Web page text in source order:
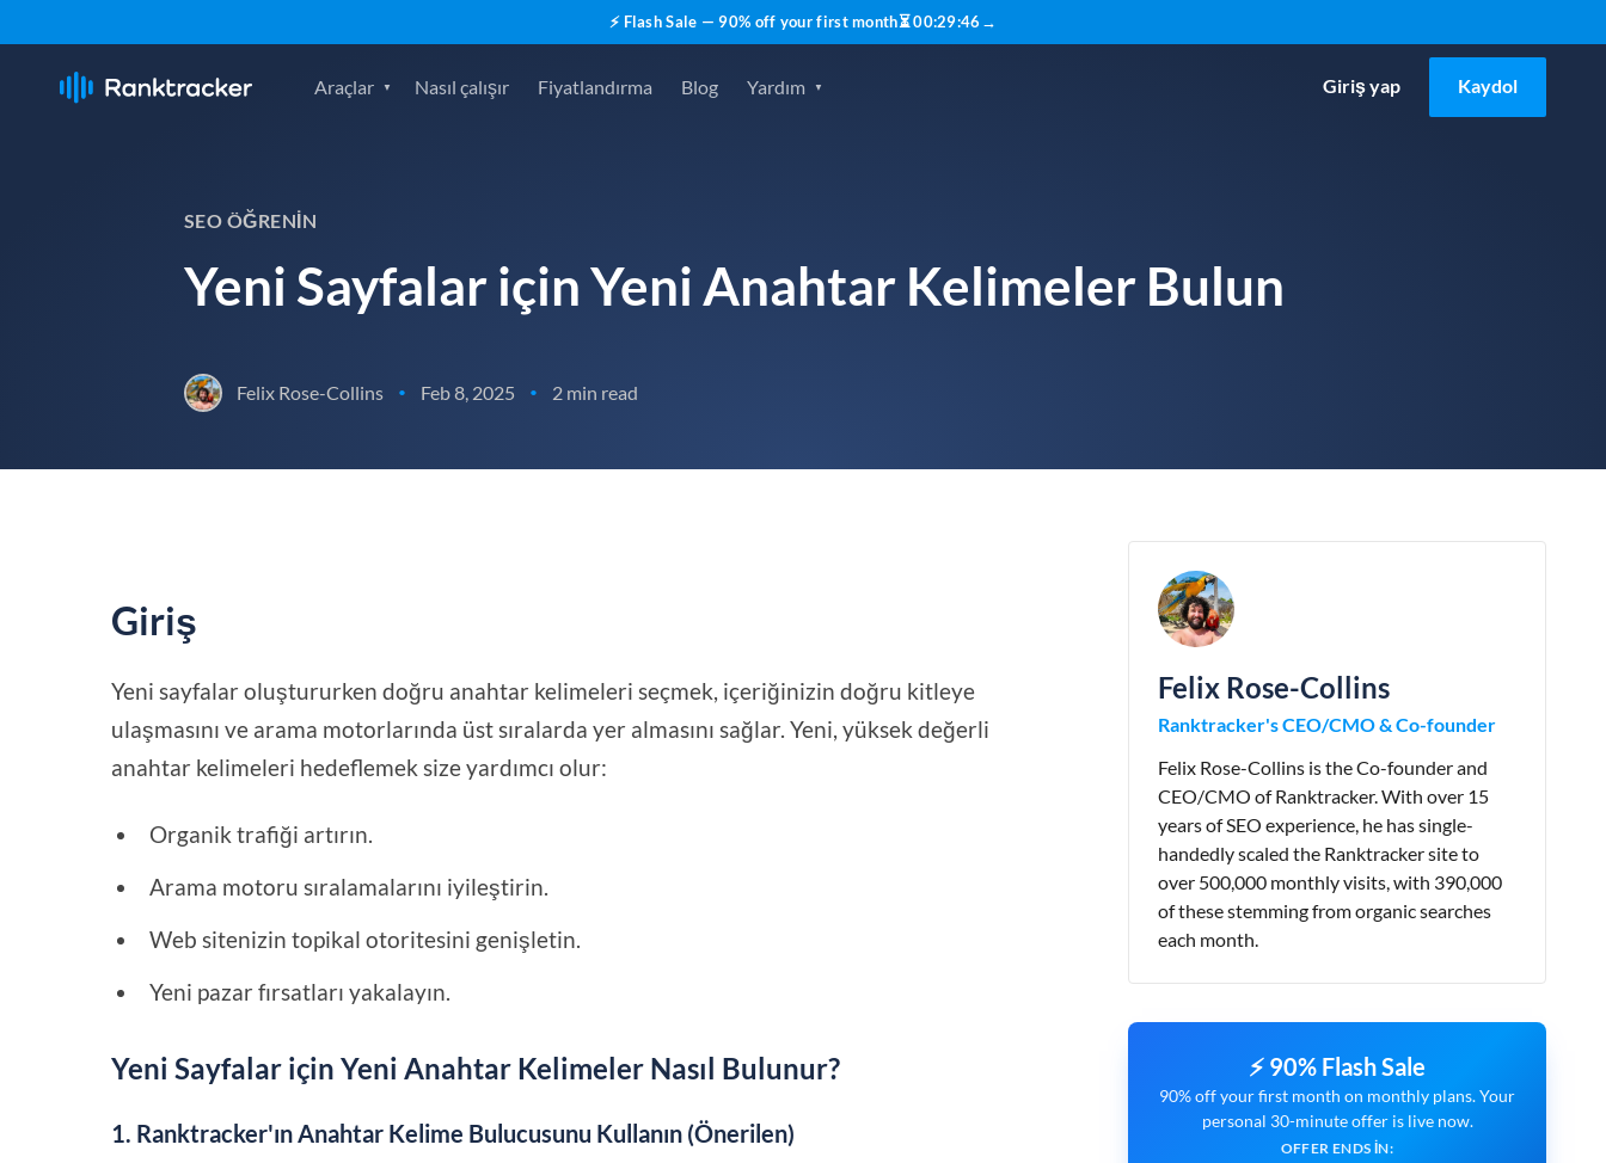
⚡ Flash Sale — 90% off your first month⏳00:29:45 →
Araçlar Nasıl çalışır Fiyatlandırma Blog Yardım Giriş yap Kaydol
SEO ÖĞRENIN
Yeni Sayfalar için Yeni Anahtar Kelimeler Bulun
Felix Rose-Collins • Feb 8, 2025 • 2 min read
Giriş
Yeni sayfalar oluştururken doğru anahtar kelimeleri seçmek, içeriğinizin doğru kitleye
ulaşmasını ve arama motorlarında üst sıralarda yer almasını sağlar. Yeni, yüksek değerli
anahtar kelimeleri hedeflemek size yardımcı olur:
Organik trafiği artırın.
Arama motoru sıralamalarını iyileştirin.
Web sitenizin topikal otoritesini genişletin.
Yeni pazar fırsatları yakalayın.
Yeni Sayfalar için Yeni Anahtar Kelimeler Nasıl Bulunur?
1. Ranktracker'ın Anahtar Kelime Bulucusunu Kullanın (Önerilen)
Felix Rose-Collins
Ranktracker's CEO/CMO & Co-founder
Felix Rose-Collins is the Co-founder and
CEO/CMO of Ranktracker. With over 15
years of SEO experience, he has single-
handedly scaled the Ranktracker site to
over 500,000 monthly visits, with 390,000
of these stemming from organic searches
each month.
⚡ 90% Flash Sale
90% off your first month on monthly plans. Your
personal 30-minute offer is live now.
OFFER ENDS IN: